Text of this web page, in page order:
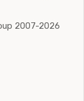
2007-2026